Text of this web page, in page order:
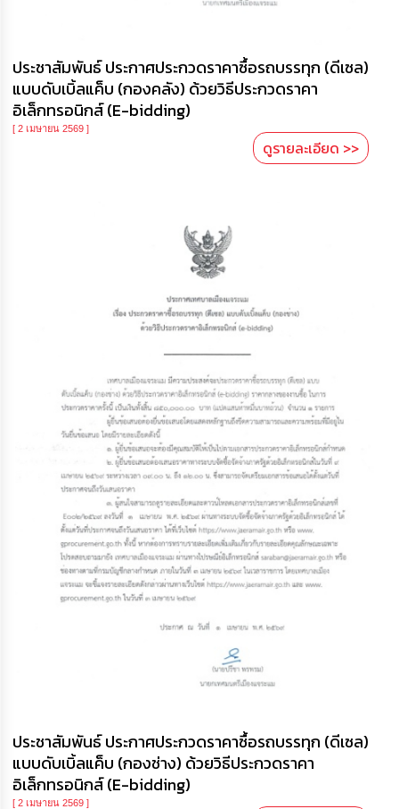
ประชาสัมพันธ์ ประกาศประกวดราคาซื้อรถบรรทุก (ดีเซล)
แบบดับเบิ้ลแค็บ (กองคลัง) ด้วยวิธีประกวดราคา
อิเล็กทรอนิกส์ (E-bidding)
[ 2 เมษายน 2569 ]
ดูรายละเอียด >>
ประชาสัมพันธ์ ประกาศประกวดราคาซื้อรถบรรทุก (ดีเซล)
แบบดับเบิ้ลแค็บ (กองช่าง) ด้วยวิธีประกวดราคา
อิเล็กทรอนิกส์ (E-bidding)
[ 2 เมษายน 2569 ]